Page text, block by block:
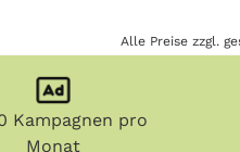
Alle Preise zzgl.
Kampagnen pro
Monat